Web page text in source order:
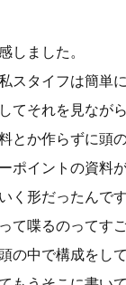
しました。
スタイフは簡単に
てそれを見なが
とか作らずに頭
ポイントの資料が
く形だったんです
て喋るのってす
の中で構成をし